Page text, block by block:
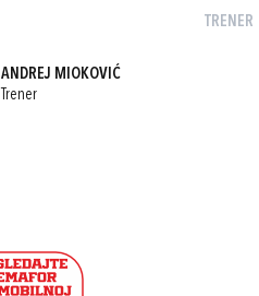
TRENER
ANDREJ MIOKOVIĆ
Trener